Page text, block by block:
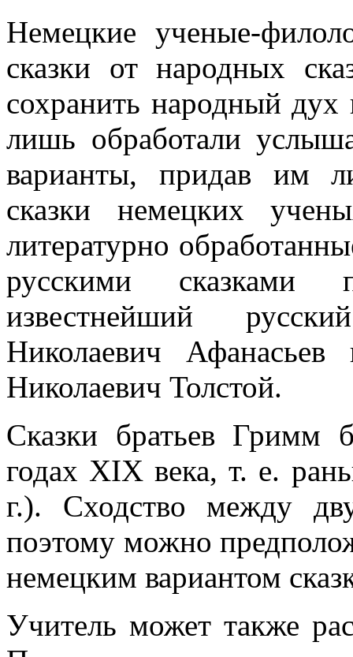
Немецкие ученые-
сказки от народных
сохранить народный
лишь обработали
варианты, придав им
сказки немецких
литературно
русскими сказками
известнейший
Николаевич
Николаевич Толстой.
Сказки братьев Гримм
годах ХIХ века, т. е.
г.). Сходство между
поэтому можно
немецким вариантом
Учитель может также